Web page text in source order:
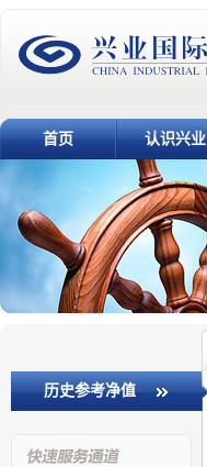
首页 认识兴业
历史参考净值